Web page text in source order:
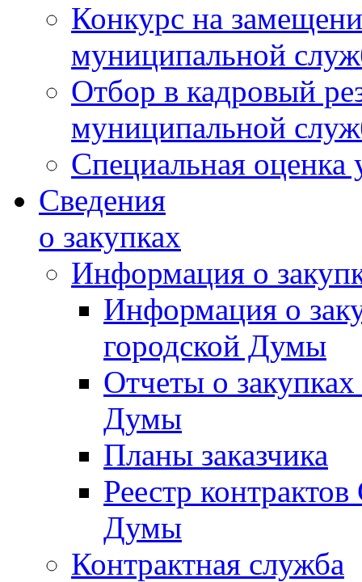
Конкурс на
муниципальной
Отбор в кадровый
муниципальной
Специальная оценка
Сведения
о закупках
Информация о
Информация о
городской Думы
Отчеты о
Думы
Планы заказчика
Реестр
Думы
Контрактная служба